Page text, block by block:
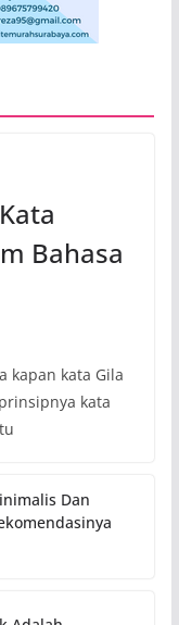
Bahasa
kapan kata Gila
kata
Dan